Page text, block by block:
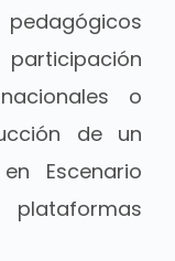
o
de un
Escenario